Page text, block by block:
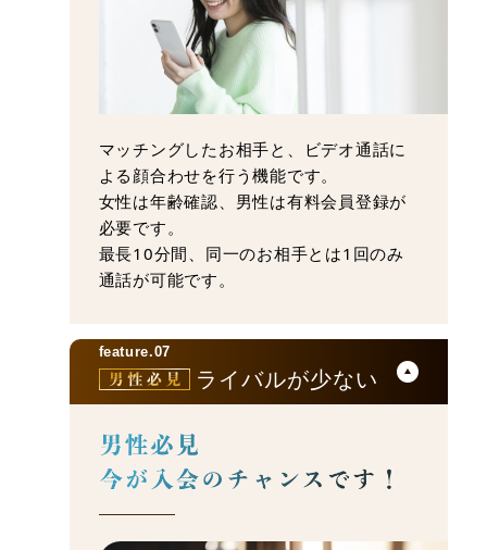
ライバルが少ない
feature.07
マッチングしたお相手と、ビデオ通話に
よる顔合わせを行う機能です。
女性は年齢確認、男性は有料会員登録が
必要です。
最長10分間、同一のお相手とは1回のみ
通話が可能です。